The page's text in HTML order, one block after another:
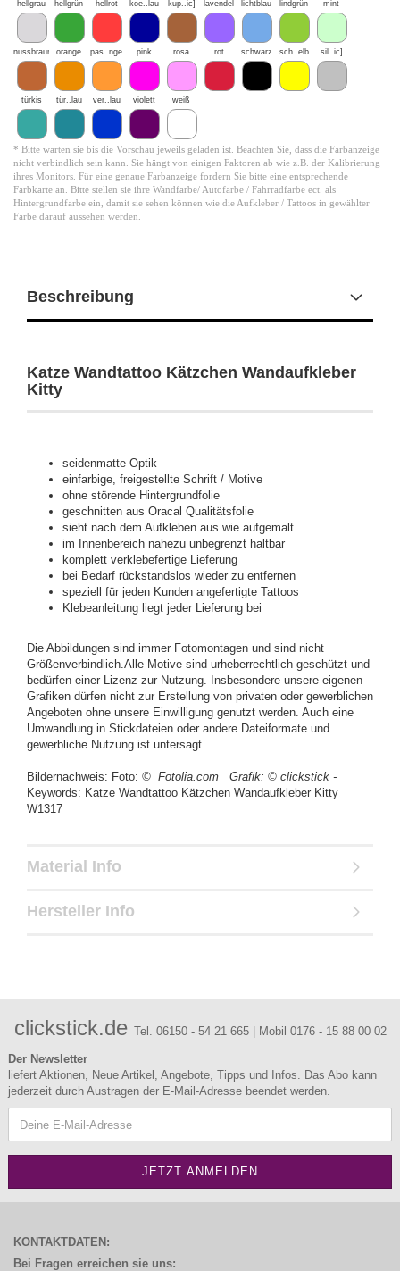
hellgrau hellgrün hellrot koe..lau kup..ic] lavendel lichtblau lindgrün mint
nussbraun orange pas..nge pink rosa rot schwarz sch..elb sil..ic]
türkis tür..lau ver..lau violett weiß
* Bitte warten sie bis die Vorschau jeweils geladen ist. Beachten Sie, dass die Farbanzeige
nicht verbindlich sein kann. Sie hängt von einigen Faktoren ab wie z.B. der Kalibrierung
ihres Monitors. Für eine genaue Farbanzeige fordern Sie bitte eine entsprechende
Farbkarte an. Bitte stellen sie ihre Wandfarbe/ Autofarbe / Fahrradfarbe ect. als
Hintergrundfarbe ein, damit sie sehen können wie die Aufkleber / Tattoos in gewählter
Farbe darauf aussehen werden.
Beschreibung
Katze Wandtattoo Kätzchen Wandaufkleber
Kitty
seidenmatte Optik
einfarbige, freigestellte Schrift / Motive
ohne störende Hintergrundfolie
geschnitten aus Oracal Qualitätsfolie
sieht nach dem Aufkleben aus wie aufgemalt
im Innenbereich nahezu unbegrenzt haltbar
komplett verklebefertige Lieferung
bei Bedarf rückstandslos wieder zu entfernen
speziell für jeden Kunden angefertigte Tattoos
Klebeanleitung liegt jeder Lieferung bei
Die Abbildungen sind immer Fotomontagen und sind nicht
Größenverbindlich.Alle Motive sind urheberrechtlich geschützt und
bedürfen einer Lizenz zur Nutzung. Insbesondere unsere eigenen
Grafiken dürfen nicht zur Erstellung von privaten oder gewerblichen
Angeboten ohne unsere Einwilligung genutzt werden. Auch eine
Umwandlung in Stickdateien oder andere Dateiformate und
gewerbliche Nutzung ist untersagt.
Bildernachweis: Foto: © Fotolia.com Grafik: © clickstick -
Keywords: Katze Wandtattoo Kätzchen Wandaufkleber Kitty
W1317
Material Info
Hersteller Info
clickstick.de Tel. 06150 - 54 21 665 | Mobil 0176 - 15 88 00 02
Der Newsletter
liefert Aktionen, Neue Artikel, Angebote, Tipps und Infos. Das Abo kann
jederzeit durch Austragen der E-Mail-Adresse beendet werden.
KONTAKTDATEN:
Bei Fragen erreichen sie uns: